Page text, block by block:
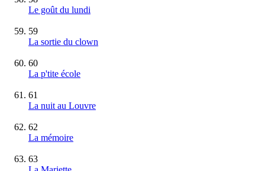
Le goût du lundi
59
La sortie du clown
60
La p'tite école
61
La nuit au Louvre
62
La mémoire
63